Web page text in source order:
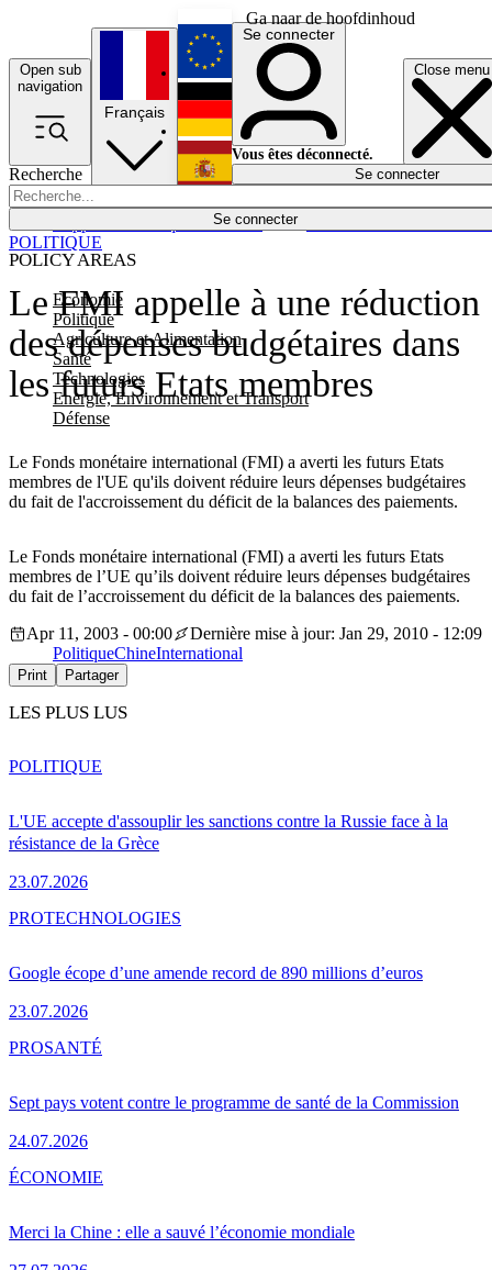
Ga naar de hoofdinhoud
Open sub
navigation
Close menu
Recherche
Se connecter
POLICY AREAS
Economie
Politique
Agriculture et Alimentation
Santé
Technologies
Energie, Environnement et Transport
Défense
Économie
Français
English
Deutsch
Español
Se connecter
Vous êtes déconnecté.
Se connecter
Le FMI appelle à une réduction
des dépenses budgétaires dans
les futurs Etats membres
Le Fonds monétaire international (FMI) a averti les futurs Etats
membres de l'UE qu'ils doivent réduire leurs dépenses budgétaires
du fait de l'accroissement du déficit de la balances des paiements.
POLITIQUE
Le Fonds monétaire international (FMI) a averti les futurs Etats
membres de l’UE qu’ils doivent réduire leurs dépenses budgétaires
du fait de l’accroissement du déficit de la balances des paiements.
Apr 11, 2003 - 00:00
Dernière mise à jour: Jan 29, 2010 - 12:09
PolitiqueChineInternational
Print Partager
LES PLUS LUS
L'UE accepte d'assouplir les sanctions contre la Russie face à la
résistance de la Grèce
23.07.2026
POLITIQUE
Google écope d’une amende record de 890 millions d’euros
23.07.2026
PROTECHNOLOGIES
Sept pays votent contre le programme de santé de la Commission
24.07.2026
PROSANTÉ
Merci la Chine : elle a sauvé l’économie mondiale
ÉCONOMIE